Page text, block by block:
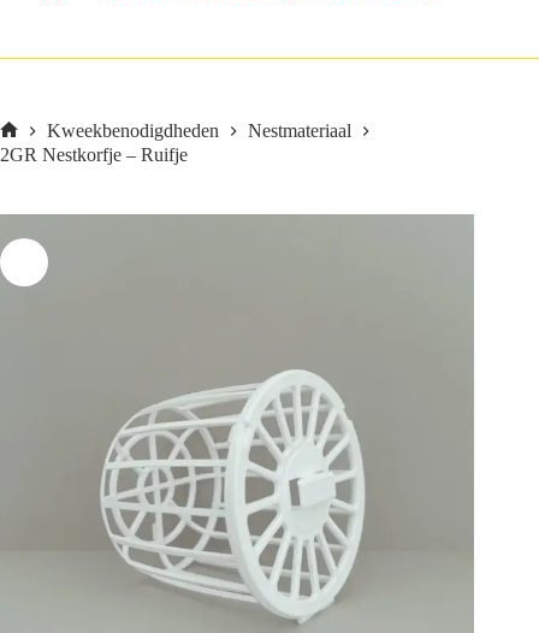
Home
Kweekbenodigdheden
Nestmateriaal
2GR Nestkorfje – Ruifje